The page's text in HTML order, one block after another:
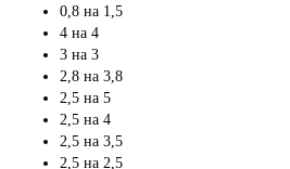
0,8 на 1,5
4 на 4
3 на 3
2,8 на 3,8
2,5 на 5
2,5 на 4
2,5 на 3,5
2,5 на 2,5